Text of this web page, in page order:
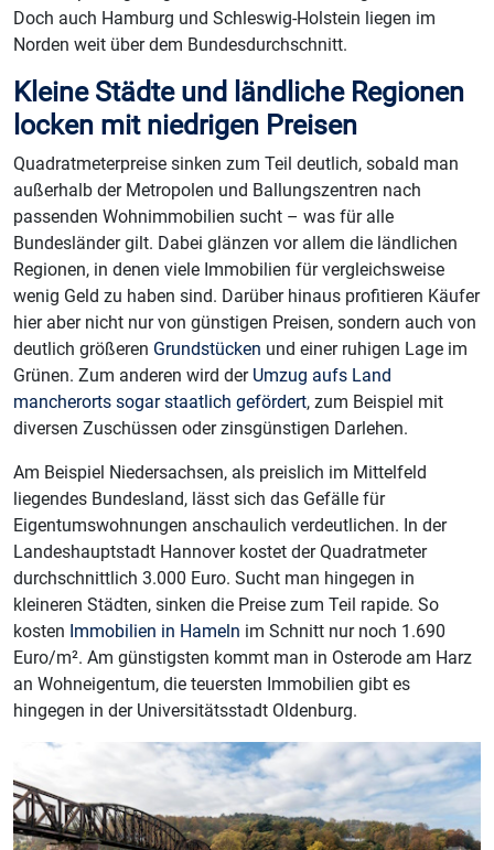
Doch auch Hamburg und Schleswig-Holstein liegen im
Norden weit über dem Bundesdurchschnitt.
Kleine Städte und ländliche Regionen
locken mit niedrigen Preisen
Quadratmeterpreise sinken zum Teil deutlich, sobald man
außerhalb der Metropolen und Ballungszentren nach
passenden Wohnimmobilien sucht – was für alle
Bundesländer gilt. Dabei glänzen vor allem die ländlichen
Regionen, in denen viele Immobilien für vergleichsweise
wenig Geld zu haben sind. Darüber hinaus profitieren Käufer
hier aber nicht nur von günstigen Preisen, sondern auch von
deutlich größeren Grundstücken und einer ruhigen Lage im
Grünen. Zum anderen wird der Umzug aufs Land
mancherorts sogar staatlich gefördert, zum Beispiel mit
diversen Zuschüssen oder zinsgünstigen Darlehen.
Am Beispiel Niedersachsen, als preislich im Mittelfeld
liegendes Bundesland, lässt sich das Gefälle für
Eigentumswohnungen anschaulich verdeutlichen. In der
Landeshauptstadt Hannover kostet der Quadratmeter
durchschnittlich 3.000 Euro. Sucht man hingegen in
kleineren Städten, sinken die Preise zum Teil rapide. So
kosten Immobilien in Hameln im Schnitt nur noch 1.690
Euro/m². Am günstigsten kommt man in Osterode am Harz
an Wohneigentum, die teuersten Immobilien gibt es
hingegen in der Universitätsstadt Oldenburg.